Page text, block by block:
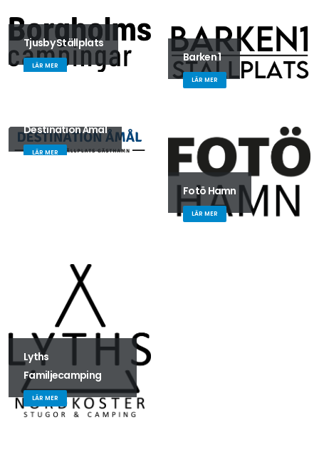
Tjusby Ställplats
LÄR MER
Barken 1
LÄR MER
Destination Åmål
LÄR MER
Fotö Hamn
LÄR MER
Lyths
Familjecamping
LÄR MER